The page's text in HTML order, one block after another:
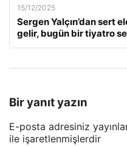
15/12/2025
Sergen Yalçın’dan sert
gelir, bugün bir tiyatro
Bir yanıt yazın
E-posta adresiniz
ile işaretlenmişlerdir